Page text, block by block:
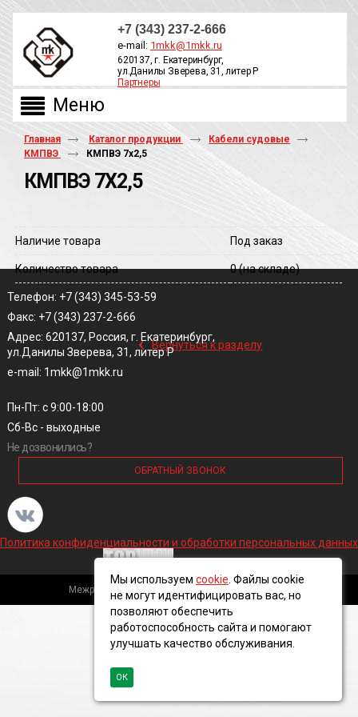
+7 (343) 237-2-666
e-mail: 1mkk@1mkk.ru
620137, г. Екатеринбург,
ул.Данилы Зверева, 31, литер Р
Партнеры
Главная Каталог продукции
Кабели судовые
КМПВЭ
КМПВЭ 7х2,5
КМПВЭ 7Х2,5
Наличие товара Под заказ
Количество товара 0(на складе)
‹ Вернуться к разделу
Телефон: +7 (343) 345-53-59
Факс: +7 (343) 237-2-666
Адрес: 620137, Россия, г. Екатеринбург,
ул.Данилы Зверева, 31, литер Р
e-mail: 1mkk@1mkk.ru
Пн-Пт: с 9:00-18:00
Сб-Вс - выходные
Не дозвонились?
ОБРАТНЫЙ ЗВОНОК
Политика конфиденциальности и обработки персональных данных
Межрегиональная кабельная компания, 2016 ©
Мы используем cookie . Файлы cookie
не могут идентифицировать вас, но
позволяют обеспечить
работоспособность сайта и помогают
улучшать качество обслуживания.
ОК